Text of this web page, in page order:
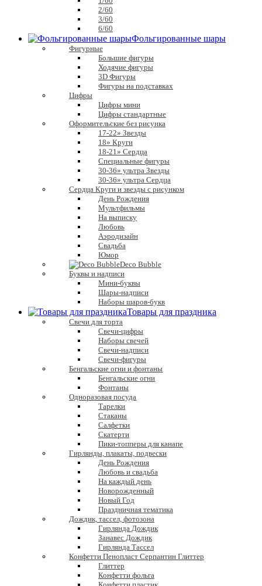
2/60
3/60
6/60
Фольгированные шары
Фигурные
Большие фигуры
Ходячие фигуры
3D Фигуры
Фигуры на подставках
Цифры
Цифры мини
Цифры стандартные
Оформительские без рисунка
17-22» Звезды
18» Круги
18-21» Сердца
Специальные фигуры
30-36» ультра Звезды
30-36» ультра Сердца
Сердца Круги и звезды с рисунком
День Рождения
Мультфильмы
На выписку
Любовь
Аэродизайн
Свадьба
Юмор
Deco Bubble
Буквы и надписи
Мини-буквы
Шары-надписи
Наборы шаров-букв
Товары для праздника
Свечи для торта
Свечи-цифры
Наборы свечей
Свечи-надписи
Свечи-фигуры
Бенгальские огни и фонтаны
Бенгальские огни
Фонтаны
Одноразовая посуда
Тарелки
Стаканы
Салфетки
Скатерти
Пики-топперы для канапе
Гирлянды, плакаты, подвески
День Рождения
Любовь и свадьба
На каждый день
Новорожденный
Новый Год
Праздничная тематика
Дождик, тассел, фотозона
Гирлянда Дождик
Занавес Дождик
Гирлянда Тассел
Конфетти Пенопласт Серпантин Глиттер
Глиттер
Конфетти фольга